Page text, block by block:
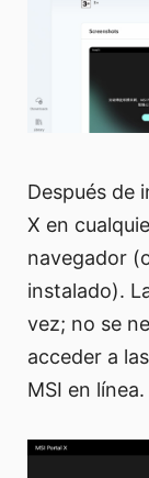
Después de
X en
navegador
instalado).
vez; no se
acceder a
MSI en línea.